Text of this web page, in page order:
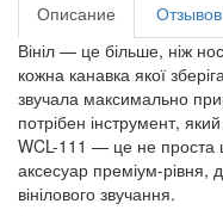
Описание
Вініл — це більше, ніж
кожна канавка якої
звучала максимально
потрібен інструмент,
WCL-111 — це не проста
аксесуар преміум-рівня,
вінілового звучання.